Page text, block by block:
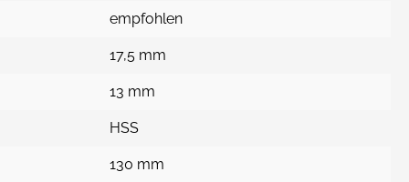
empfohlen
17,5 mm
13 mm
HSS
130 mm